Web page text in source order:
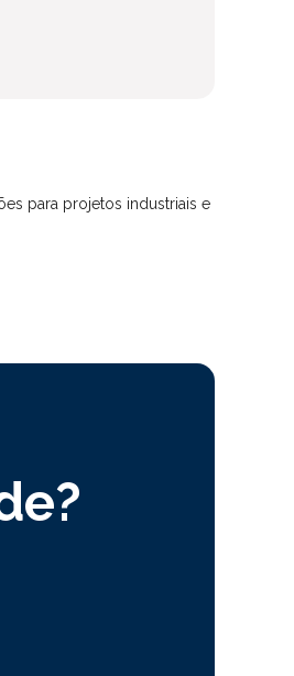
para projetos industriais e